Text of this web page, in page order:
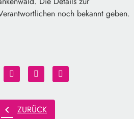
noch bekannt geben.
chevron_left ZURÜCK